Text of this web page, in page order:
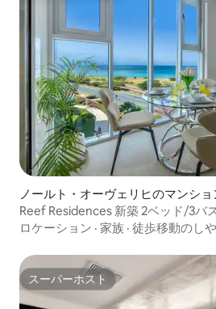
ノールト・オーヴェリヒのマンショ
Reef Residences 新築 2ベッド/3バ
ャンフロント
ロケーション · 家族 · 徒歩移動のし
スーパーホスト
スーパーホスト